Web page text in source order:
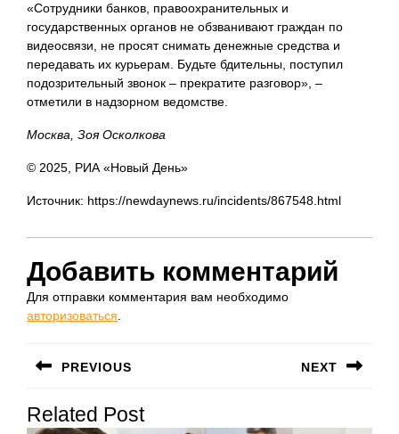
«Сотрудники банков, правоохранительных и
государственных органов не обзванивают граждан по
видеосвязи, не просят снимать денежные средства и
передавать их курьерам. Будьте бдительны, поступил
подозрительный звонок – прекратите разговор», –
отметили в надзорном ведомстве.
Москва, Зоя Осколкова
© 2025, РИА «Новый День»
Источник: https://newdaynews.ru/incidents/867548.html
Добавить комментарий
Для отправки комментария вам необходимо
авторизоваться.
по
записям
PREVIOUS
запись:
NEXT
запись:
Related Post